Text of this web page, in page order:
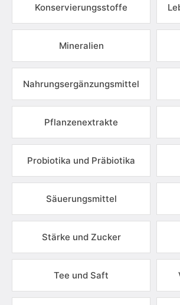
Konservierungsstoffe
Mineralien
Nahrungsergänzungsmittel
Pflanzenextrakte
Probiotika und Präbiotika
Säuerungsmittel
Stärke und Zucker
Tee und Saft